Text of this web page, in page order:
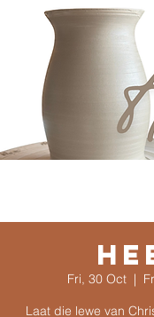
Fri, 30 Oct
  |
Laat die lewe van